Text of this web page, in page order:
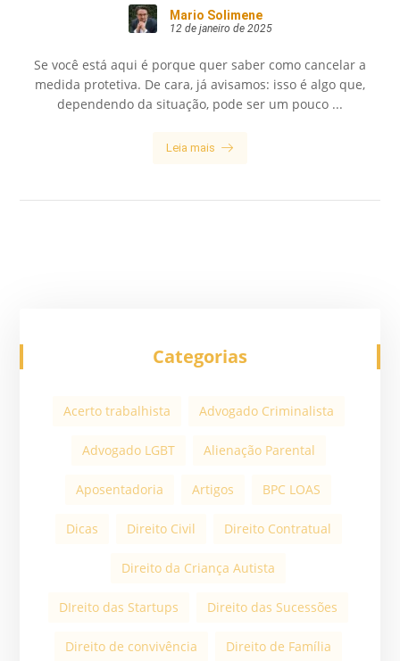
Mario Solimene
12 de janeiro de 2025
Se você está aqui é porque quer saber como cancelar a
medida protetiva. De cara, já avisamos: isso é algo que,
dependendo da situação, pode ser um pouco ...
Leia mais
Categorias
Acerto trabalhista Advogado Criminalista
Advogado LGBT Alienação Parental
Aposentadoria Artigos BPC LOAS
Dicas Direito Civil Direito Contratual
Direito da Criança Autista
DIreito das Startups Direito das Sucessões
Direito de convivência Direito de Família